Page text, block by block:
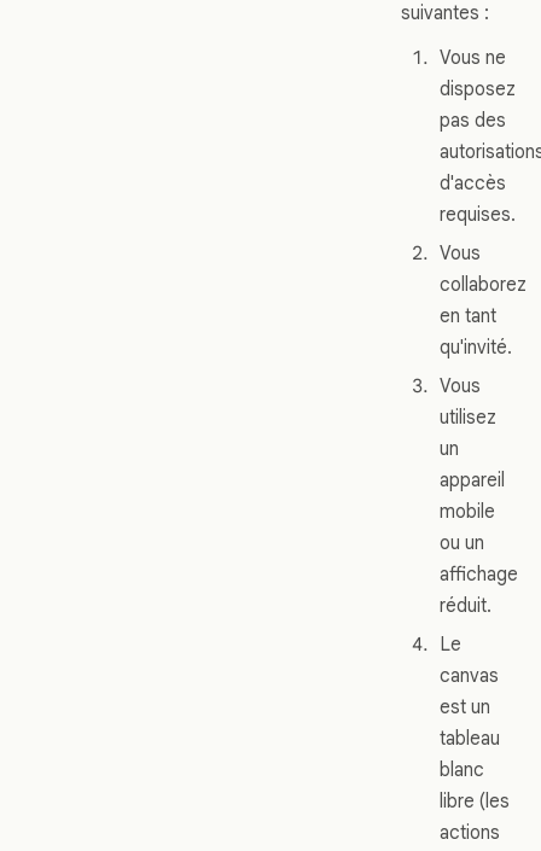
suivantes :
Vous ne
disposez
pas des
d'accès
requises.
Vous
collaborez
en tant
qu'invité.
Vous
utilisez
un
appareil
mobile
ou un
affichage
réduit.
Le
canvas
est un
tableau
blanc
libre (les
actions